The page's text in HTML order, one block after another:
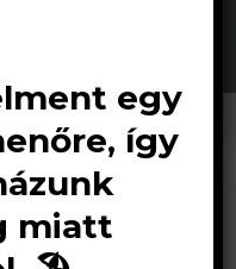
egy
így
miatt